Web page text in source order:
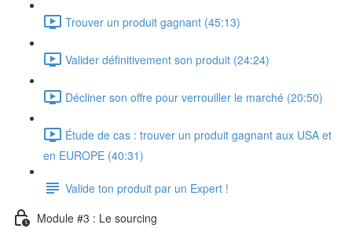
Trouver un produit gagnant (45:13)
Valider définitivement son produit (24:24)
Décliner son offre pour verrouiller le marché (20:50)
Étude de cas : trouver un produit gagnant aux USA et
en EUROPE (40:31)
Valide ton produit par un Expert !
Module #3 : Le sourcing